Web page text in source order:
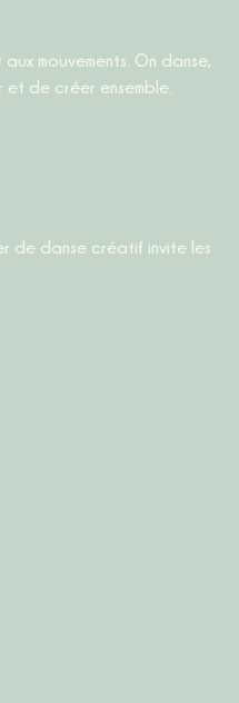
de créer ensemble.